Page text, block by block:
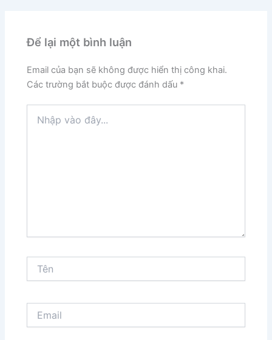
Để lại một bình luận
Email của bạn sẽ không được hiển thị công khai.
Các trường bắt buộc được đánh dấu *
vào